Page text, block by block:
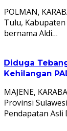
POLMAN,
Tulu,
bernama Aldi…
Diduga
Kehilangan
MAJENE,
Provinsi
Pendapatan Asli